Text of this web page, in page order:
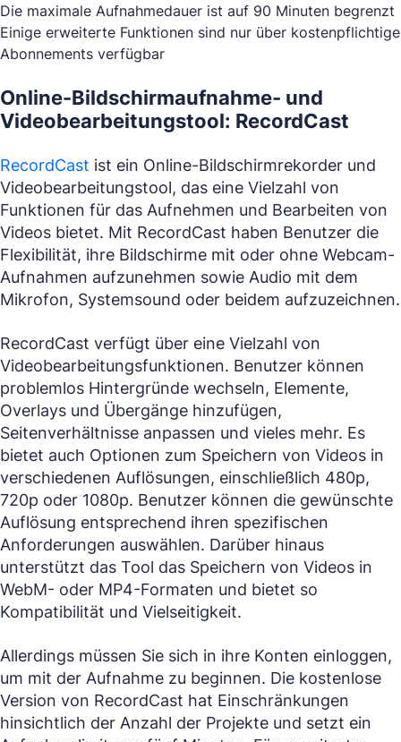
Die maximale Aufnahmedauer ist auf 90 Minuten begrenzt
Einige erweiterte Funktionen sind nur über kostenpflichtige
Abonnements verfügbar
Online-Bildschirmaufnahme- und
Videobearbeitungstool: RecordCast
RecordCast ist ein Online-Bildschirmrekorder und
Videobearbeitungstool, das eine Vielzahl von
Funktionen für das Aufnehmen und Bearbeiten von
Videos bietet. Mit RecordCast haben Benutzer die
Flexibilität, ihre Bildschirme mit oder ohne Webcam-
Aufnahmen aufzunehmen sowie Audio mit dem
Mikrofon, Systemsound oder beidem aufzuzeichnen.
RecordCast verfügt über eine Vielzahl von
Videobearbeitungsfunktionen. Benutzer können
problemlos Hintergründe wechseln, Elemente,
Overlays und Übergänge hinzufügen,
Seitenverhältnisse anpassen und vieles mehr. Es
bietet auch Optionen zum Speichern von Videos in
verschiedenen Auflösungen, einschließlich 480p,
720p oder 1080p. Benutzer können die gewünschte
Auflösung entsprechend ihren spezifischen
Anforderungen auswählen. Darüber hinaus
unterstützt das Tool das Speichern von Videos in
WebM- oder MP4-Formaten und bietet so
Kompatibilität und Vielseitigkeit.
Allerdings müssen Sie sich in ihre Konten einloggen,
um mit der Aufnahme zu beginnen. Die kostenlose
Version von RecordCast hat Einschränkungen
hinsichtlich der Anzahl der Projekte und setzt ein